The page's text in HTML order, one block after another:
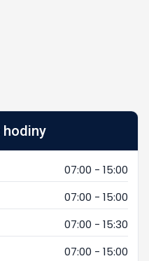
hodiny
07:00 - 15:00
07:00 - 15:00
07:00 - 15:30
07:00 - 15:00